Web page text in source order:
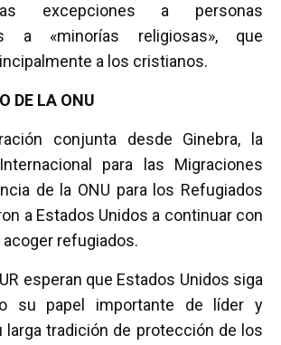
excepciones a personas
a «minorías religiosas», que
a los cristianos.
DE LA ONU
conjunta desde Ginebra, la
para las Migraciones
de la ONU para los Refugiados
a Estados Unidos a continuar con
refugiados.
esperan que Estados Unidos siga
su papel importante de líder y
larga tradición de protección de los